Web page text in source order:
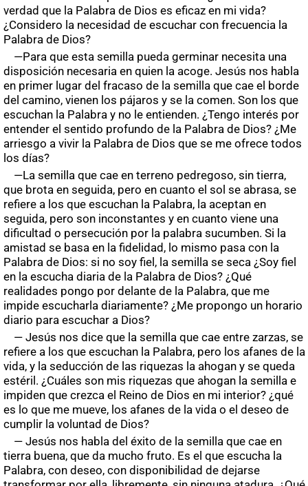
verdad que la Palabra de Dios es eficaz en mi vida?
¿Considero la necesidad de escuchar con frecuencia la
Palabra de Dios?
—Para que esta semilla pueda germinar necesita una
disposición necesaria en quien la acoge. Jesús nos habla
en primer lugar del fracaso de la semilla que cae el borde
del camino, vienen los pájaros y se la comen. Son los que
escuchan la Palabra y no le entienden. ¿Tengo interés por
entender el sentido profundo de la Palabra de Dios? ¿Me
arriesgo a vivir la Palabra de Dios que se me ofrece todos
los días?
—La semilla que cae en terreno pedregoso, sin tierra,
que brota en seguida, pero en cuanto el sol se abrasa, se
refiere a los que escuchan la Palabra, la aceptan en
seguida, pero son inconstantes y en cuanto viene una
dificultad o persecución por la palabra sucumben. Si la
amistad se basa en la fidelidad, lo mismo pasa con la
Palabra de Dios: si no soy fiel, la semilla se seca ¿Soy fiel
en la escucha diaria de la Palabra de Dios? ¿Qué
realidades pongo por delante de la Palabra, que me
impide escucharla diariamente? ¿Me propongo un horario
diario para escuchar a Dios?
— Jesús nos dice que la semilla que cae entre zarzas, se
refiere a los que escuchan la Palabra, pero los afanes de la
vida, y la seducción de las riquezas la ahogan y se queda
estéril. ¿Cuáles son mis riquezas que ahogan la semilla e
impiden que crezca el Reino de Dios en mi interior? ¿qué
es lo que me mueve, los afanes de la vida o el deseo de
cumplir la voluntad de Dios?
— Jesús nos habla del éxito de la semilla que cae en
tierra buena, que da mucho fruto. Es el que escucha la
Palabra, con deseo, con disponibilidad de dejarse